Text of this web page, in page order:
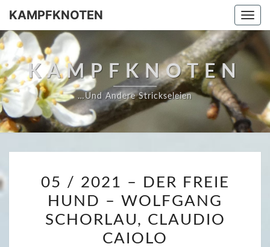
Skip
content
KAMPFKNOTEN
KAMPFKNOTEN
…und Andere Strickseleien
/
2
0
05 / 2021 – DER FREIE
HUND – WOLFGANG
SCHORLAU, CLAUDIO
CAIOLO